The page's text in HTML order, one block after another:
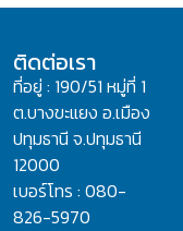
ติดต่อเรา
ที่อยู่ : 190/51 หมู่ที่ 1
ต.บางขะแยง อ.เมือง
ปทุมธานี จ.ปทุมธานี
12000
เบอร์โทร : 080-
826-5970